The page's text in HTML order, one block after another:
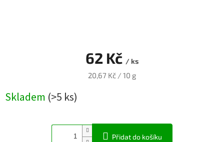
62 Kč / ks
Měrná
20,67 Kč / 10 g
Skladem (>5 ks)
Přidat do košíku